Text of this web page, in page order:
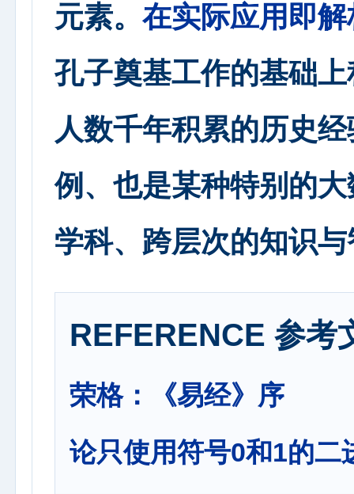
元素。 在实际应用即
孔子奠基工作的基础
人数千年积累的历史
例、也是某种特别的
学科、跨层次的知识
REFERENCE 参考
荣格：《易经》序
论只使用符号0和1的